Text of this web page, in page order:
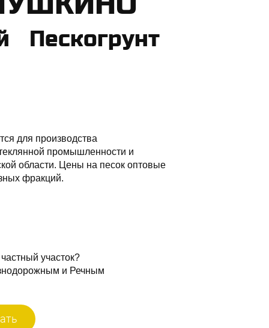
для производства
промышленности и
области. Цены на песок оптовые
фракций.
участок?
и Речным